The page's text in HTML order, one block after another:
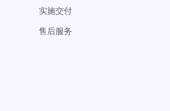
实施交付
售后服务